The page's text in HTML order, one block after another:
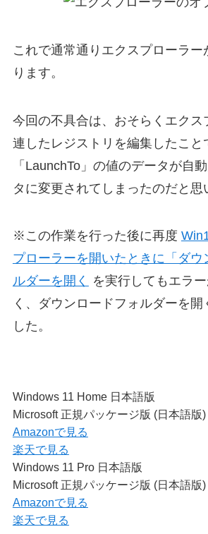
これで通常通りエクスプローラー
ります。
今回の不具合は、おそらくエクス
連したレジストリを編集したこと
「LaunchTo」の値のデータが自
タに変更されてしまったのだと思
※この作業を行った後に再度
プローラーを開いたときに「ダウ
ルダーを開く
を実行してもエラ
く、ダウンロードフォルダーを開
した。
Windows 11 Home 日本語版
Microsoft 正規パッケージ版 (日本語版)
Amazonで見る
楽天で見る
Windows 11 Pro 日本語版
Microsoft 正規パッケージ版 (日本語版)
Amazonで見る
楽天で見る